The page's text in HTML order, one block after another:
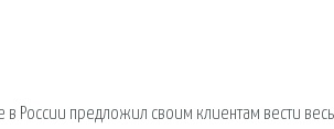
в России предложил своим клиентам вести весь